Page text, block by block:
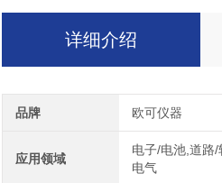
详细介绍
品牌 欧可仪器
应用领域
电子/电池,道路/
电气